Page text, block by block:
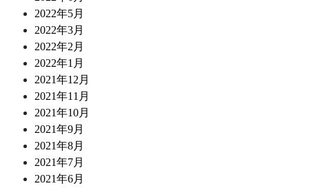
2022年5月
2022年3月
2022年2月
2022年1月
2021年12月
2021年11月
2021年10月
2021年9月
2021年8月
2021年7月
2021年6月